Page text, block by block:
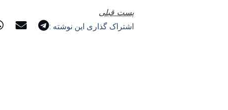
پست قبلی
اشتراک گذاری این نوشته :